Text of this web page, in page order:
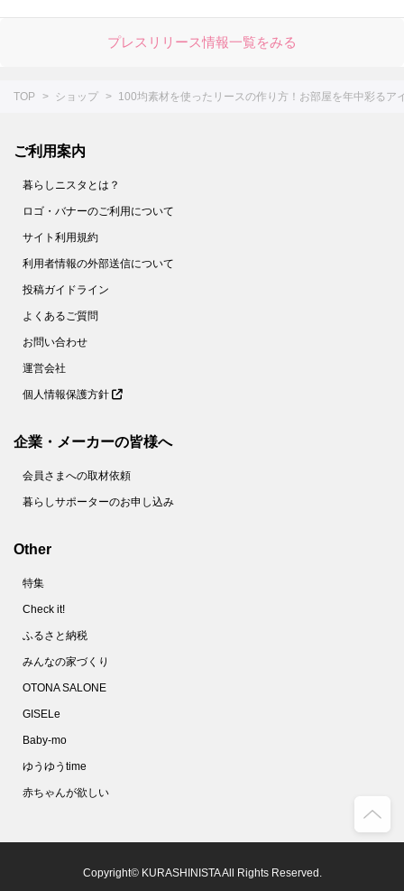
プレスリリース情報一覧をみる
TOP ショップ 100均素材を使ったリースの作り方！お部屋を年中彩るア
ご利用案内
暮らしニスタとは？
ロゴ・バナーのご利用について
サイト利用規約
利用者情報の外部送信について
投稿ガイドライン
よくあるご質問
お問い合わせ
運営会社
個人情報保護方針
企業・メーカーの皆様へ
会員さまへの取材依頼
暮らしサポーターのお申し込み
Other
特集
Check it!
ふるさと納税
みんなの家づくり
OTONA SALONE
GISELe
Baby-mo
ゆうゆうtime
赤ちゃんが欲しい
Copyright© KURASHINISTA All Rights Reserved.